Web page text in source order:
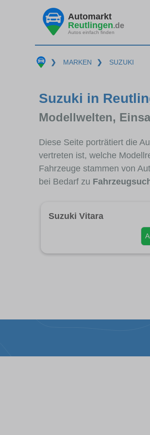
Automarkt
Reutlingen.de
Autos einfach finden
❯ MARKEN ❯ SUZUKI
Suzuki in
Modellwelten,
Diese Seite porträtiert die
vertreten ist, welche
Fahrzeuge stammen von
bei Bedarf zu
Suzuki Vitara